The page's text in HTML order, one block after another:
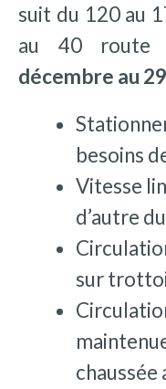
suit du 120 au
au 40 route
décembre au
besoins
Vitesse
d’autre
sur
chaussée